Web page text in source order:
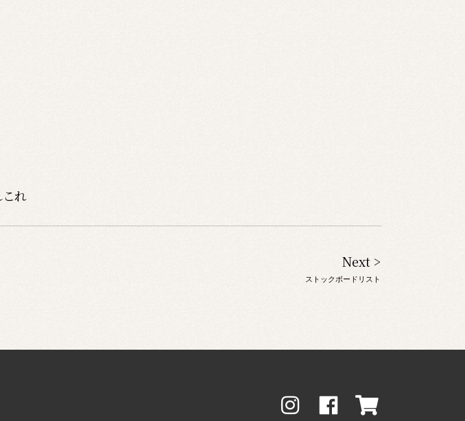
れ
Next >
ストックボードリスト